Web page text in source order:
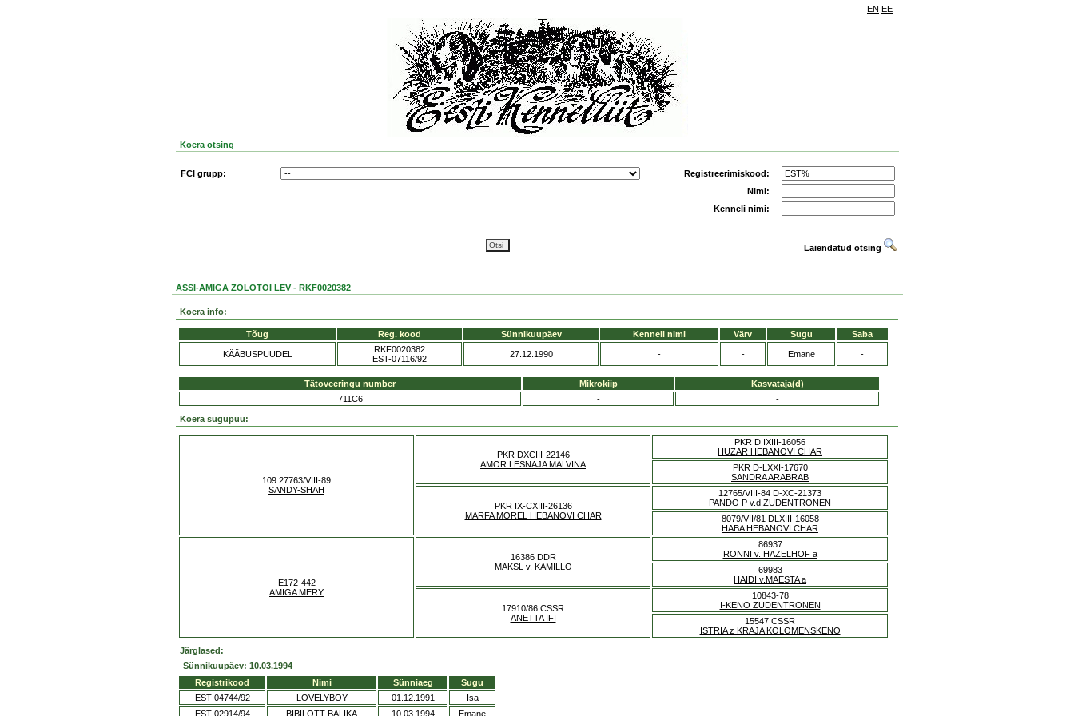
EN EE
Koera otsing
FCI grupp:
Registreerimiskood:
Nimi:
Kenneli nimi:
Laiendatud otsing
ASSI-AMIGA ZOLOTOI LEV - RKF0020382
Koera info:
Tõug Reg. kood Sünnikuupäev Kenneli nimi Värv Sugu Saba
KÄÄBUSPUUDEL
RKF0020382
EST-07116/92
27.12.1990 - - Emane -
Tätoveeringu number Mikrokiip
Kasvataja(d)
711C6
- -
Koera sugupuu:
109 27763/VIII-89
SANDY-SHAH
PKR DXCIII-22146
AMOR LESNAJA MALVINA
PKR D IXIII-16056
HUZAR HEBANOVI CHAR
PKR D-LXXI-17670
SANDRA ARABRAB
PKR IX-CXIII-26136
MARFA MOREL HEBANOVI CHAR
12765/VIII-84 D-XC-21373
PANDO P v.d.ZUDENTRONEN
8079/VII/81 DLXIII-16058
HABA HEBANOVI CHAR
E172-442
AMIGA MERY
16386 DDR
MAKSL v. KAMILLO
86937
RONNI v. HAZELHOF a
69983
HAIDI v.MAESTA a
17910/86 CSSR
ANETTA IFI
10843-78
I-KENO ZUDENTRONEN
15547 CSSR
ISTRIA z KRAJA KOLOMENSKENO
Järglased:
Sünnikuupäev: 10.03.1994
Registrikood
Nimi Sünniaeg
Sugu
EST-04744/92
LOVELYBOY 01.12.1991
Isa
EST-02914/94
BIBILOTT BALIKA 10.03.1994 Emane